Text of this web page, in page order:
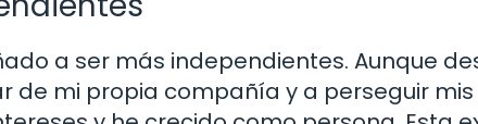
a ser más independientes. Aunque
de mi propia compañía y a perseguir